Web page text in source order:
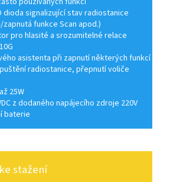
dioda signalizující stav radiostanice
funkce Scan apod.)
pro hlasité a srozumitelné relace
asistenta při zapnutí některých funkcí
radiostanice, přepnutí voliče
25W
z dodaného napájecího zdroje 220V
baterie
stažení